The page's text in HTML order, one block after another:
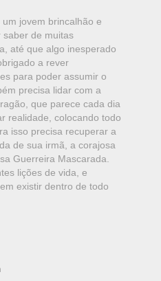
jovem brincalhão e
saber de muitas
até que algo inesperado
a rever
para poder assumir o
precisa lidar com a
que parece cada dia
realidade, colocando todo
isso precisa recuperar a
de sua irmã, a corajosa
Guerreira Mascarada.
lições de vida, e
existir dentro de todo